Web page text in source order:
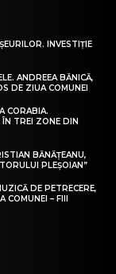
INVESTIȚIE
ANDREEA BĂNICĂ,
DE ZIUA COMUNEI
CORABIA.
ÎN TREI ZONE DIN
BĂNĂȚEANU,
PLEȘOIAN”
DE PETRECERE,
COMUNEI – FIII